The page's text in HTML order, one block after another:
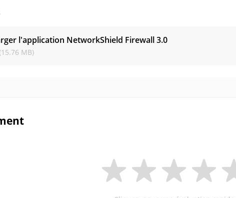
l'application NetworkShield Firewall3.0
MB)